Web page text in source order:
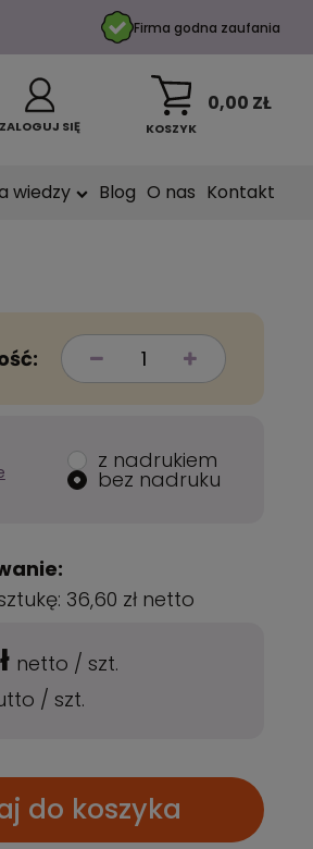
Firma godna zaufania
ZALOGUJ SIĘ KOSZYK
0,00 ZŁ
wiedzy Blog O nas Kontakt
z nadrukiem
bez nadruku
36,60 złnetto
netto / szt.
/ szt.
do koszyka